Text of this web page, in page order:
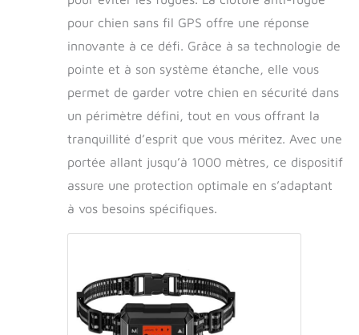
pour chien sans fil GPS offre une réponse
innovante à ce défi. Grâce à sa technologie de
pointe et à son système étanche, elle vous
permet de garder votre chien en sécurité dans
un périmètre défini, tout en vous offrant la
tranquillité d’esprit que vous méritez. Avec une
portée allant jusqu’à 1000 mètres, ce dispositif
assure une protection optimale en s’adaptant
à vos besoins spécifiques.